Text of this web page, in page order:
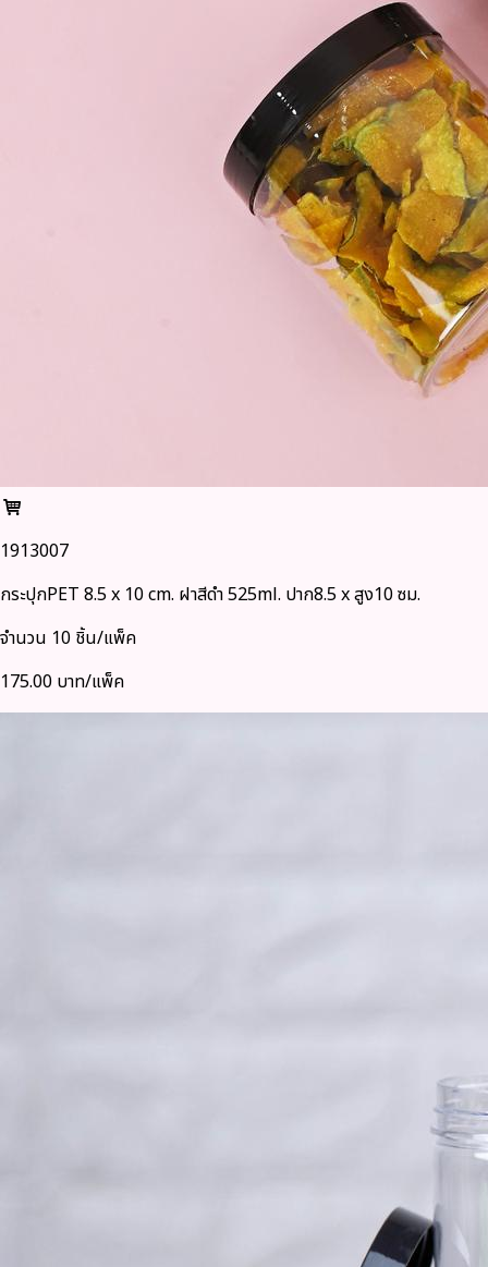
1913007
กระปุกPET 8.5 x 10 cm. ฝาสีดำ 525ml. ปาก8.5 x สูง10 ซม.
จำนวน 10 ชิ้น/แพ็ค
175.00 บาท/แพ็ค